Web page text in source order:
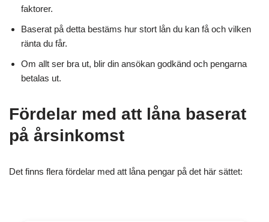
faktorer.
Baserat på detta bestäms hur stort lån du kan få och vilken
ränta du får.
Om allt ser bra ut, blir din ansökan godkänd och pengarna
betalas ut.
Fördelar med att låna baserat
på årsinkomst
Det finns flera fördelar med att låna pengar på det här sättet: